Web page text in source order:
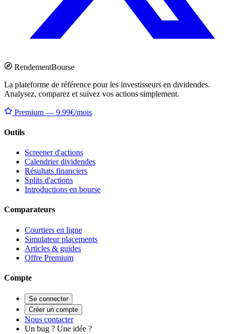
RendementBourse
La plateforme de référence pour les investisseurs en dividendes.
Analysez, comparez et suivez vos actions simplement.
Premium — 9.99€/mois
Outils
Screener d'actions
Calendrier dividendes
Résultats financiers
Splits d'actions
Introductions en bourse
Comparateurs
Courtiers en ligne
Simulateur placements
Articles & guides
Offre Premium
Compte
Se connecter
Créer un compte
Nous contacter
Un bug ? Une idée ?